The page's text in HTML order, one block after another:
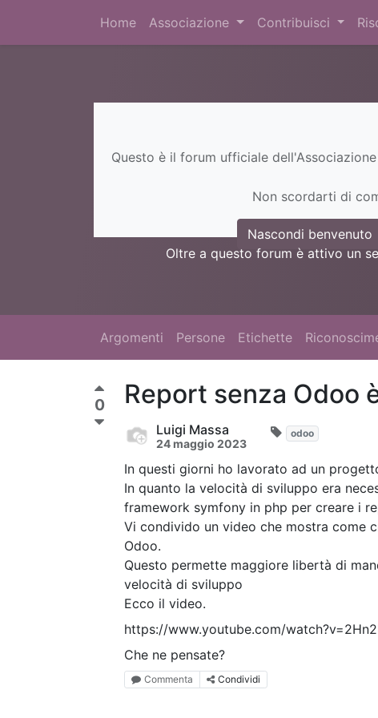
Home Associazione Contribuisci
Questo è il forum ufficiale
Non scordarti di
Nascondi benvenuto
Oltre a questo forum è attivo un
Argomenti Persone Etichette
0 Report senza Odoo
Luigi Massa
24 maggio 2023
odoo
In questi giorni ho lavorato ad un
In quanto la velocità di sviluppo era
framework symfony in php per creare i
Vi condivido un video che mostra come
Odoo.
Questo permette maggiore libertà di
velocità di sviluppo
Ecco il video.
https://www.youtube.com/
Che ne pensate?
Commenta Condividi